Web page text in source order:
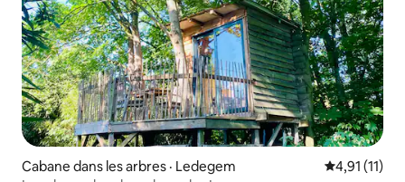
Cabane dans les arbres · Ledegem Note
4,91 (11)